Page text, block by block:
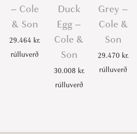
– Cole
& Son
29.464 kr.
rúlluverð
Duck
Egg –
Cole &
Son
30.008 kr.
rúlluverð
Grey –
Cole &
Son
29.470 kr.
rúlluverð